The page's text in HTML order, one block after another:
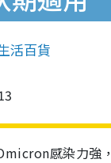
活百貨
感染力強